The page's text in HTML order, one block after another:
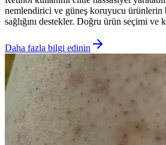
nemlendirici ve güneş koruyucu ürünlerin
sağlığını destekler. Doğru ürün seçimi ve
Daha fazla bilgi edinin